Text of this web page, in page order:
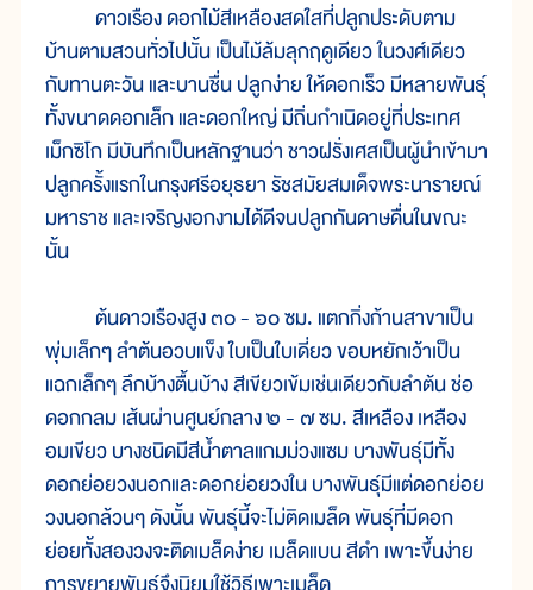
ดาวเรือง ดอกไม้สีเหลืองสดใสที่ปลูกประดับตาม
บ้านตามสวนทั่วไปนั้น เป็นไม้ล้มลุกฤดูเดียว ในวงศ์เดียว
กับทานตะวัน และบานชื่น ปลูกง่าย ให้ดอกเร็ว มีหลายพันธุ์
ทั้งขนาดดอกเล็ก และดอกใหญ่ มีถิ่นกำเนิดอยู่ที่ประเทศ
เม็กซิโก มีบันทึกเป็นหลักฐานว่า ชาวฝรั่งเศสเป็นผู้นำเข้ามา
ปลูกครั้งแรกในกรุงศรีอยุธยา รัชสมัยสมเด็จพระนารายณ์
มหาราช และเจริญงอกงามได้ดีจนปลูกกันดาษดื่นในขณะ
นั้น
ต้นดาวเรืองสูง ๓๐ - ๖๐ ซม. แตกกิ่งก้านสาขาเป็น
พุ่มเล็กๆ ลำต้นอวบแข็ง ใบเป็นใบเดี่ยว ขอบหยักเว้าเป็น
แฉกเล็กๆ ลึกบ้างตื้นบ้าง สีเขียวเข้มเช่นเดียวกับลำต้น ช่อ
ดอกกลม เส้นผ่านศูนย์กลาง ๒ - ๗ ซม. สีเหลือง เหลือง
อมเขียว บางชนิดมีสีน้ำตาลแกมม่วงแซม บางพันธุ์มีทั้ง
ดอกย่อยวงนอกและดอกย่อยวงใน บางพันธุ์มีแต่ดอกย่อย
วงนอกล้วนๆ ดังนั้น พันธุ์นี้จะไม่ติดเมล็ด พันธุ์ที่มีดอก
ย่อยทั้งสองวงจะติดเมล็ดง่าย เมล็ดแบน สีดำ เพาะขึ้นง่าย